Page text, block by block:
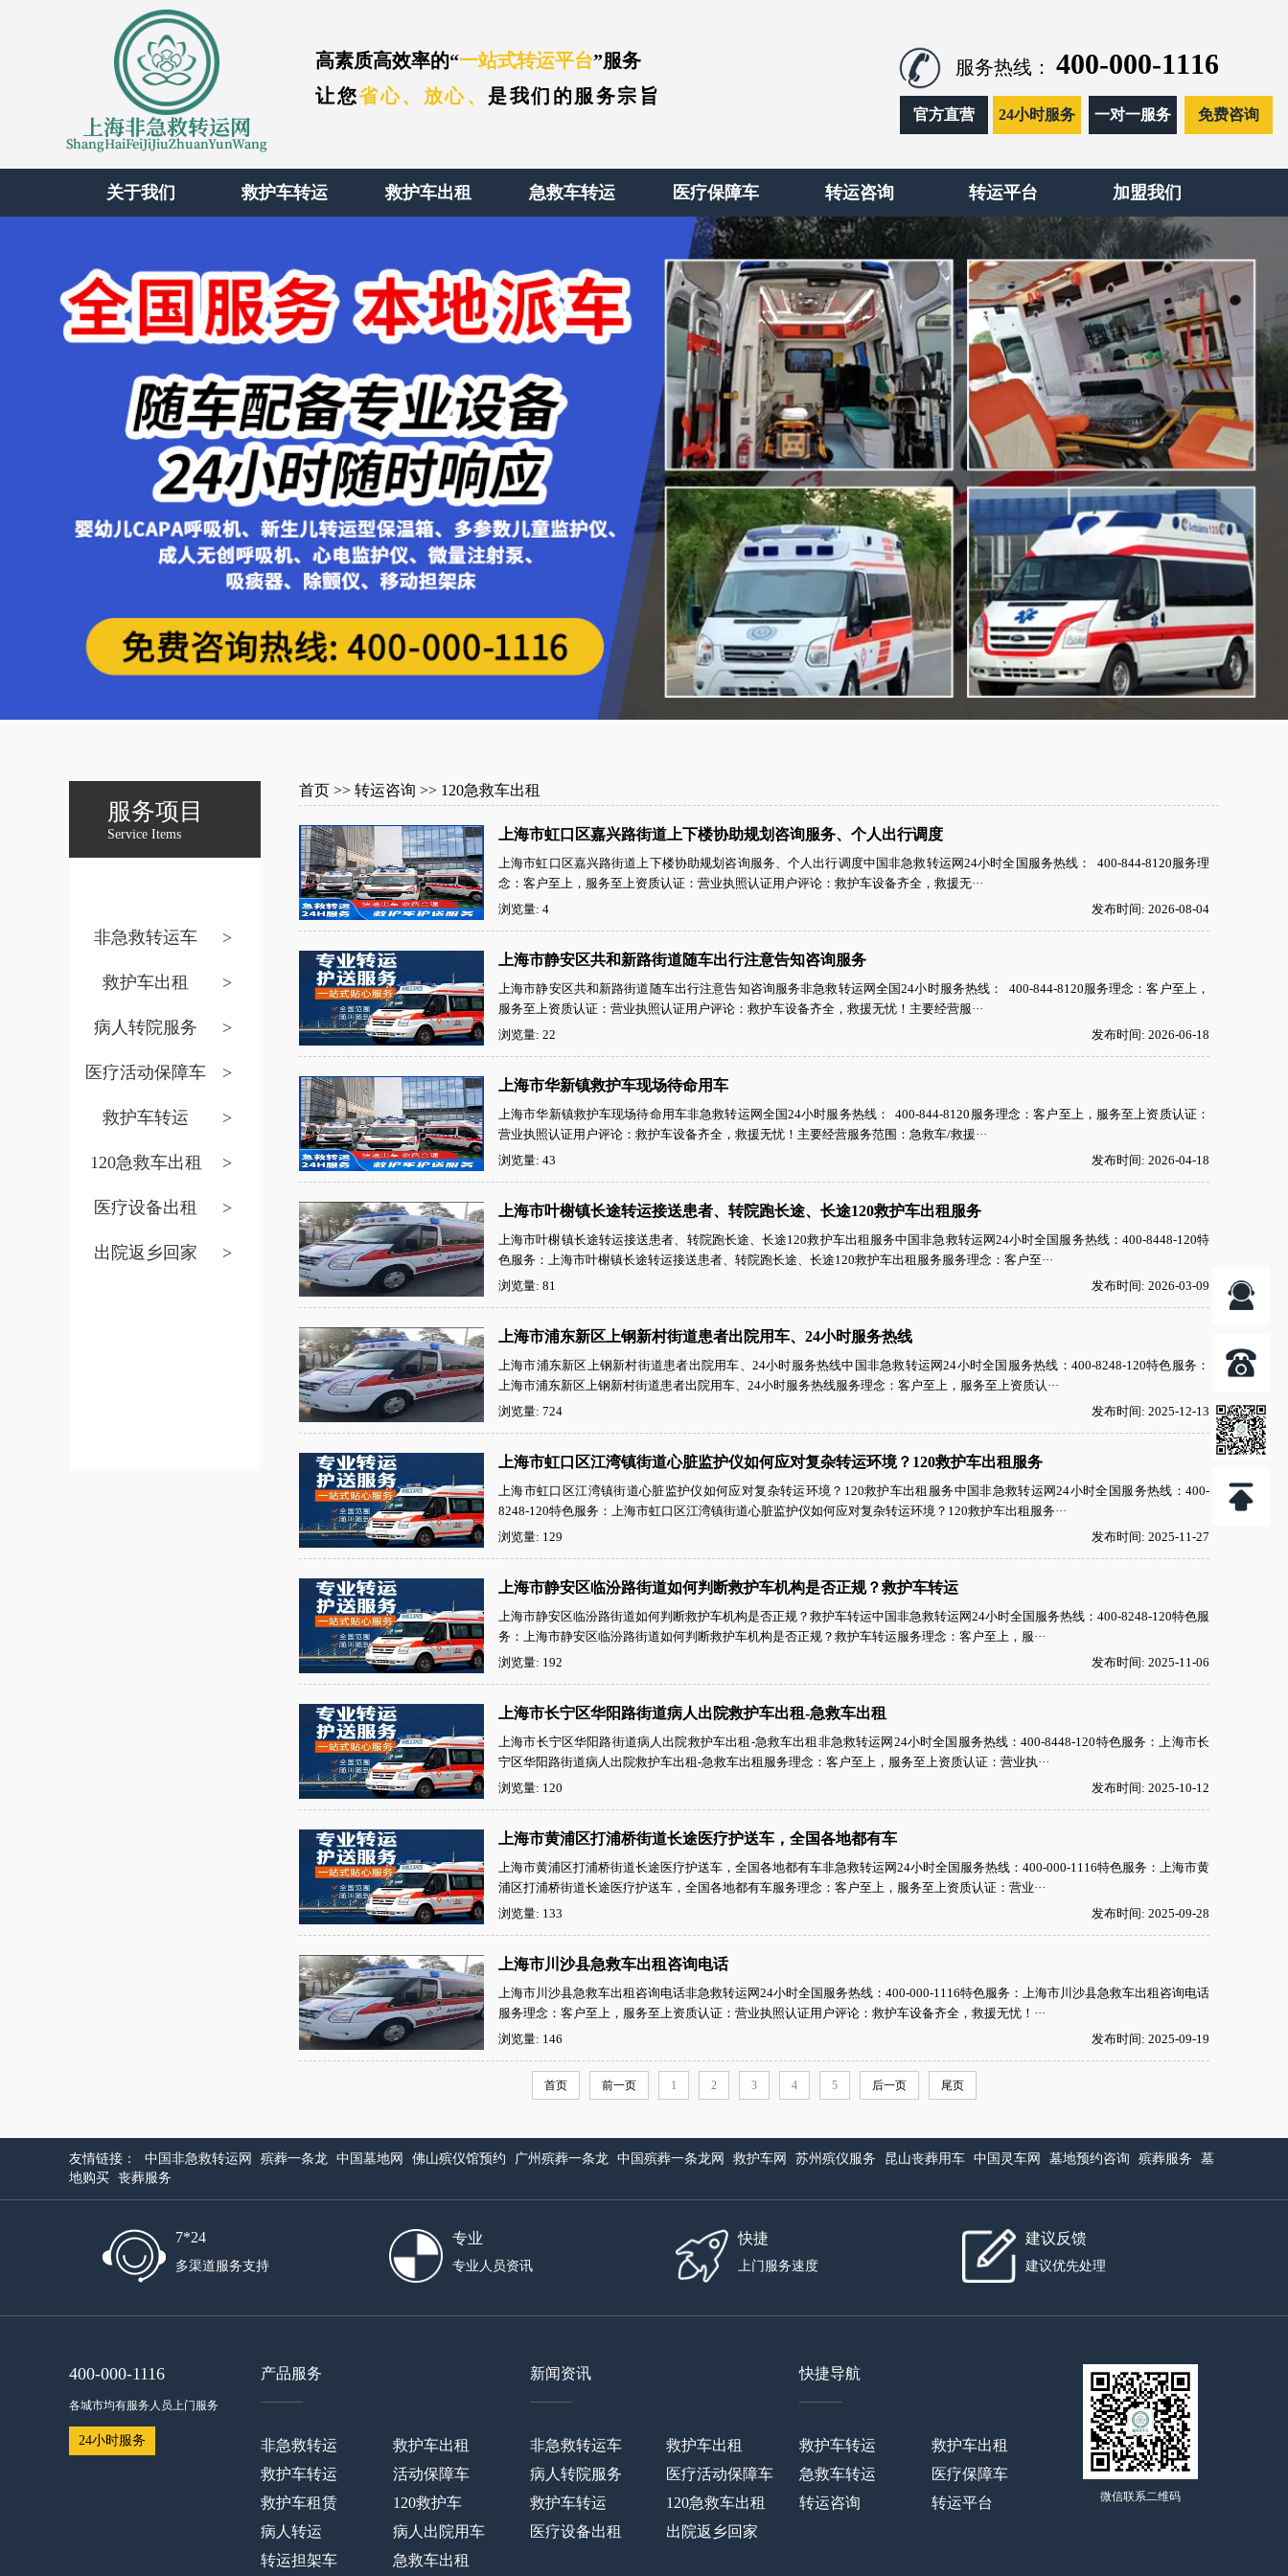
上海非急救转运网
ShangHaiFeiJiJiuZhuanYunWang
高素质高效率的“一站式转运平台”服务
让您省心、 放心、 是我们的服务宗旨
服务热线： 400-000-1116
官方直营 24小时服务 一对一服务 免费咨询
关于我们 救护车转运 救护车出租 急救车转运 医疗保障车 转运咨询 转运平台 加盟我们
服务项目
Service Items
非急救转运车 >
救护车出租 >
病人转院服务 >
医疗活动保障车 >
救护车转运 >
120急救车出租 >
医疗设备出租 >
出院返乡回家 >
首页 >> 转运咨询 >> 120急救车出租
上海市虹口区嘉兴路街道上下楼协助规划咨询服务、个人出行调度
上海市虹口区嘉兴路街道上下楼协助规划咨询服务、个人出行调度中国非急救转运网24小时全国服务热线： 400-844-8120服务理
念：客户至上，服务至上资质认证：营业执照认证用户评论：救护车设备齐全，救援无···
浏览量: 4
发布时间: 2026-08-04
上海市静安区共和新路街道随车出行注意告知咨询服务
上海市静安区共和新路街道随车出行注意告知咨询服务非急救转运网全国24小时服务热线： 400-844-8120服务理念：客户至上，
服务至上资质认证：营业执照认证用户评论：救护车设备齐全，救援无忧！主要经营服···
浏览量: 22
发布时间: 2026-06-18
上海市华新镇救护车现场待命用车
上海市华新镇救护车现场待命用车非急救转运网全国24小时服务热线： 400-844-8120服务理念：客户至上，服务至上资质认证：
营业执照认证用户评论：救护车设备齐全，救援无忧！主要经营服务范围：急救车/救援···
浏览量: 43
发布时间: 2026-04-18
上海市叶榭镇长途转运接送患者、转院跑长途、长途120救护车出租服务
上海市叶榭镇长途转运接送患者、转院跑长途、长途120救护车出租服务中国非急救转运网24小时全国服务热线：400-8448-120特
色服务：上海市叶榭镇长途转运接送患者、转院跑长途、长途120救护车出租服务服务理念：客户至···
浏览量: 81
发布时间: 2026-03-09
上海市浦东新区上钢新村街道患者出院用车、24小时服务热线
上海市浦东新区上钢新村街道患者出院用车、24小时服务热线中国非急救转运网24小时全国服务热线：400-8248-120特色服务：
上海市浦东新区上钢新村街道患者出院用车、24小时服务热线服务理念：客户至上，服务至上资质认···
浏览量: 724
发布时间: 2025-12-13
上海市虹口区江湾镇街道心脏监护仪如何应对复杂转运环境？120救护车出租服务
上海市虹口区江湾镇街道心脏监护仪如何应对复杂转运环境？120救护车出租服务中国非急救转运网24小时全国服务热线：400-
8248-120特色服务：上海市虹口区江湾镇街道心脏监护仪如何应对复杂转运环境？120救护车出租服务···
浏览量: 129
发布时间: 2025-11-27
上海市静安区临汾路街道如何判断救护车机构是否正规？救护车转运
上海市静安区临汾路街道如何判断救护车机构是否正规？救护车转运中国非急救转运网24小时全国服务热线：400-8248-120特色服
务：上海市静安区临汾路街道如何判断救护车机构是否正规？救护车转运服务理念：客户至上，服···
浏览量: 192
发布时间: 2025-11-06
上海市长宁区华阳路街道病人出院救护车出租-急救车出租
上海市长宁区华阳路街道病人出院救护车出租-急救车出租非急救转运网24小时全国服务热线：400-8448-120特色服务：上海市长
宁区华阳路街道病人出院救护车出租-急救车出租服务理念：客户至上，服务至上资质认证：营业执···
浏览量: 120
发布时间: 2025-10-12
上海市黄浦区打浦桥街道长途医疗护送车，全国各地都有车
上海市黄浦区打浦桥街道长途医疗护送车，全国各地都有车非急救转运网24小时全国服务热线：400-000-1116特色服务：上海市黄
浦区打浦桥街道长途医疗护送车，全国各地都有车服务理念：客户至上，服务至上资质认证：营业···
浏览量: 133
发布时间: 2025-09-28
上海市川沙县急救车出租咨询电话
上海市川沙县急救车出租咨询电话非急救转运网24小时全国服务热线：400-000-1116特色服务：上海市川沙县急救车出租咨询电话
服务理念：客户至上，服务至上资质认证：营业执照认证用户评论：救护车设备齐全，救援无忧！···
浏览量: 146
发布时间: 2025-09-19
首页 前一页 1 2 3 4 5 后一页 尾页
友情链接： 中国非急救转运网 殡葬一条龙 中国墓地网 佛山殡仪馆预约 广州殡葬一条龙 中国殡葬一条龙网 救护车网 苏州殡仪服务 昆山丧葬用车 中国灵车网 墓地预约咨询 殡葬服务
墓
地购买 丧葬服务
7*24
多渠道服务支持
专业
专业人员资讯
快捷
上门服务速度
建议反馈
建议优先处理
400-000-1116
各城市均有服务人员上门服务
24小时服务
产品服务
——
非急救转运
救护车出租
救护车转运
活动保障车
救护车租赁
120救护车
病人转运
病人出院用车
转运担架车
急救车出租
新闻资讯
——
非急救转运车
救护车出租
病人转院服务
医疗活动保障车
救护车转运
120急救车出租
医疗设备出租
出院返乡回家
快捷导航
——
救护车转运
救护车出租
急救车转运
医疗保障车
转运咨询
转运平台 微信联系二维码